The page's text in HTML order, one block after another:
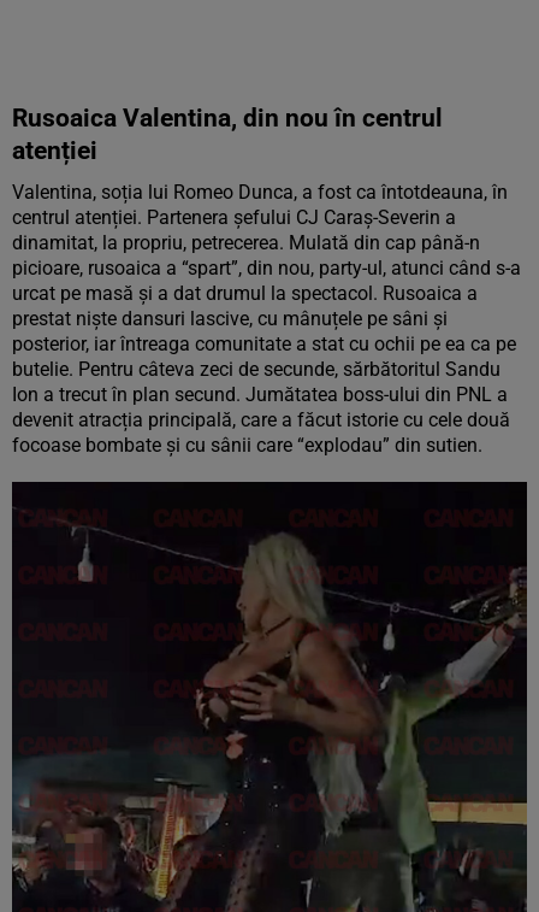
Rusoaica Valentina, din nou în centrul
atenției
Valentina, soția lui Romeo Dunca, a fost ca întotdeauna, în
centrul atenției. Partenera șefului CJ Caraș-Severin a
dinamitat, la propriu, petrecerea. Mulată din cap până-n
picioare, rusoaica a “spart”, din nou, party-ul, atunci când s-a
urcat pe masă și a dat drumul la spectacol. Rusoaica a
prestat niște dansuri lascive, cu mânuțele pe sâni și
posterior, iar întreaga comunitate a stat cu ochii pe ea ca pe
butelie. Pentru câteva zeci de secunde, sărbătoritul Sandu
Ion a trecut în plan secund. Jumătatea boss-ului din PNL a
devenit atracția principală, care a făcut istorie cu cele două
focoase bombate și cu sânii care “explodau” din sutien.